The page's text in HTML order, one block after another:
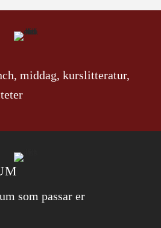
som passar er
middag, kurslitteratur,